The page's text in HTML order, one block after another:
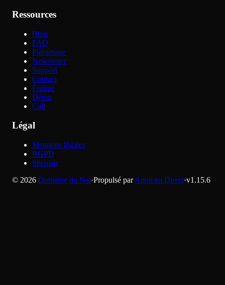
Ressources
Blog
FAQ
Parrainage
Newsletter
Support
Contact
Équipe
Démo
Call
Légal
Mentions légales
RGPD
Sitemap
© 2026 Domaine du Net·Propulsé par Appli en Direct·v1.15.6